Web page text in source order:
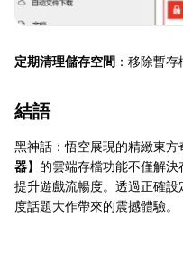
定期清理儲存空間 ：移除暫
結語
黑神話：悟空展現的精緻東
器】的雲端存檔功能不僅解
提升遊戲流暢度。透過正確
度話題大作帶來的震撼體驗。